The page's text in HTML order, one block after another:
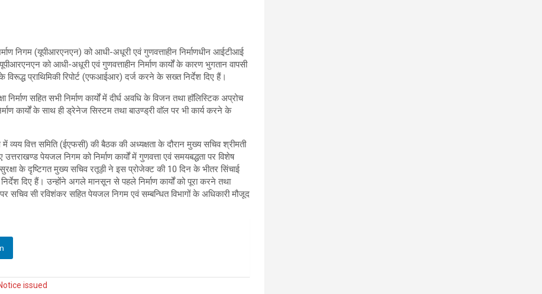
निगम (यूपीआरएनएन) को आधी-अधूरी एवं गुणवत्ताहीन निर्माणधीन आईटीआई
को आधी-अधूरी एवं गुणवत्ताहीन निर्माण कार्यों के कारण भुगतान वापसी
प्राथिमिकी रिपोर्ट (एफआईआर) दर्ज करने के सख्त निर्देश दिए हैं।
सहित सभी निर्माण कार्यों में दीर्घ अवधि के विजन तथा हाॅलिस्टिक अप्रोच
कार्यों के साथ ही ड्रेनेज सिस्टम तथा बाउण्ड्री वाॅल पर भी कार्य करने के
में व्यय वित्त समिति (ईएफसी) की बैठक की अध्यक्षता के दौरान मुख्य सचिव श्रीमती
पेयजल निगम को निर्माण कार्यों में गुणवत्ता एवं समयबद्धता पर विशेष
के दृष्टिगत मुख्य सचिव रतूड़ी ने इस प्रोजेक्ट की 10 दिन के भीतर सिंचाई
दिए हैं। उन्होंने अगले मानसून से पहले निर्माण कार्यों को पूरा करने तथा
सी रविशंकर सहित पेयजल निगम एवं सम्बन्धित विभागों के अधिकारी मौजूद
issued